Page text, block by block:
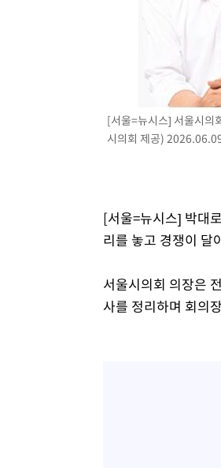
[서울=뉴시스] 서울시의
시의회 제공)
[서울=뉴시스] 박대
리를 놓고 경쟁이 달
서울시의회 의장은
사를 정리하며 회의